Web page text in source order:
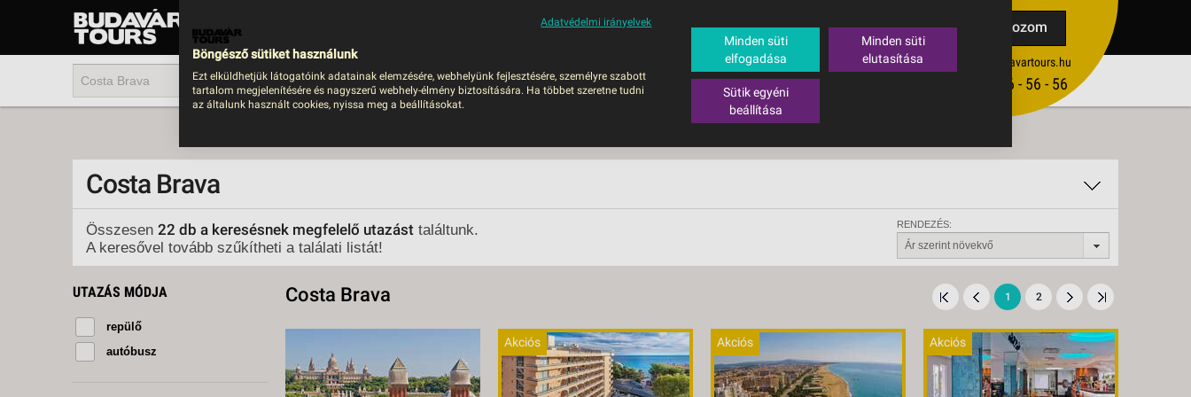
Feliratkozom
ertekesites@budavartours.hu
(+36­ 1) 3 - 56 - 56 - 56
UTAZÁS
2026
BUSZOS UTAZÁSOK
CSALÁDI ÜDÜLÉS
UTAZÁSOK DEBRECENI
INDULÁSSAL
AKTÍV KIKAPCSOLÓDÁS
VÁROSLÁTOGATÁS
BUSZOS UTAZÁSOK RÖVID NYARALÁSOK SÚGÓ
TIPPEK
HAJÓUTAK
UTAZÁS
Costa Brava
Összesen 22 db a keresésnek megfelelő utazást találtunk.
A keresővel tovább szűkítheti a találati listát!
RENDEZÉS:
Ár szerint növekvő
UTAZÁS MÓDJA
repülő
autóbusz
Costa Brava 1 2
Akciós Akciós Akciós
Adatvédelmi irányelvek
Böngésző sütiket használunk
Ezt elküldhetjük látogatóink adatainak elemzésére, webhelyünk fejlesztésére, személyre szabott
tartalom megjelenítésére és nagyszerű webhely-élmény biztosítására. Ha többet szeretne tudni
az általunk használt cookies, nyissa meg a beállításokat.
Minden süti
elfogadása
Minden süti
elutasítása
Sütik egyéni
beállítása